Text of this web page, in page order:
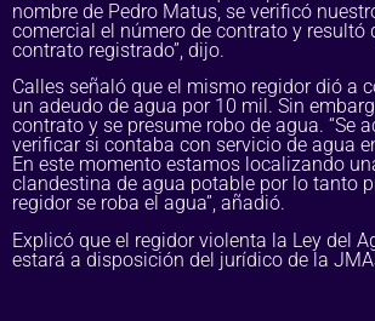
nombre de Pedro Matus, se verificó
comercial el número de contrato y resultó
contrato registrado”, dijo.
Calles señaló que el mismo regidor dió a
un adeudo de agua por 10 mil. Sin
contrato y se presume robo de agua. “Se
verificar si contaba con servicio de agua
En este momento estamos localizando
clandestina de agua potable por lo tanto
regidor se roba el agua”, añadió.
Explicó que el regidor violenta la Ley del
estará a disposición del jurídico de la